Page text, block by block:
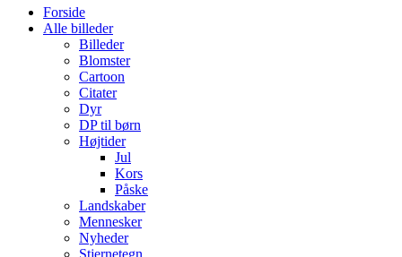
Forside
Alle billeder
Billeder
Blomster
Cartoon
Citater
Dyr
DP til børn
Højtider
Jul
Kors
Påske
Landskaber
Mennesker
Nyheder
Stjernetegn